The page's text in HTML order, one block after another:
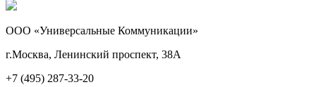
ООО «Универсальные Коммуникации»
г.Москва, Ленинский проспект, 38А
+7 (495) 287-33-20